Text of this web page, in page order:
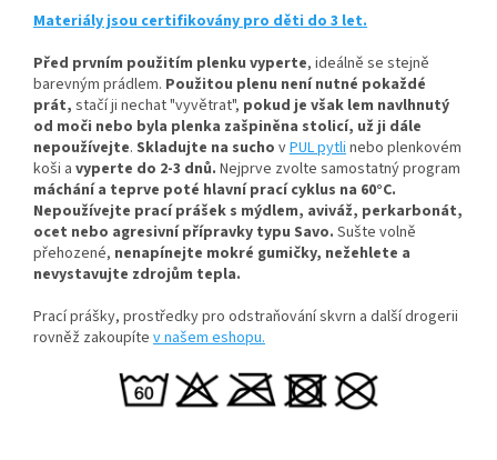
Materiály jsou certifikovány pro děti do 3 let.
Před prvním použitím plenku vyperte, ideálně se stejně
barevným prádlem. Použitou plenu není nutné pokaždé
prát, stačí ji nechat "vyvětrat", pokud je však lem navlhnutý
od moči nebo byla plenka zašpiněna stolicí, už ji dále
nepoužívejte. Skladujte na sucho vPUL pytlinebo plenkovém
koši a vyperte do 2-3 dnů. Nejprve zvolte samostatný program
máchání a teprve poté hlavní prací cyklus na 60°C.
Nepoužívejte prací prášek s mýdlem, aviváž, perkarbonát,
ocet nebo agresivní přípravky typu Savo. Sušte volně
přehozené, nenapínejte mokré gumičky, nežehlete a
nevystavujte zdrojům tepla.
Prací prášky, prostředky pro odstraňování skvrn a další drogerii
rovněž zakoupíte v našem eshopu.